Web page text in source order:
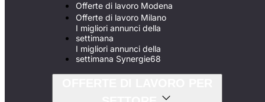
Offerte di lavoro Modena
Offerte di lavoro Milano
I migliori annunci della
settimana
I migliori annunci della
settimana Synergie68